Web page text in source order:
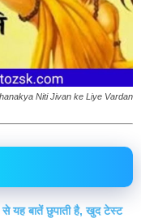
Niti Jivan ke Liye Vardan
बातें छुपाती है, खुद टेस्ट